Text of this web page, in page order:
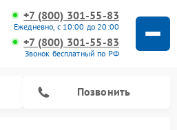
+7 (800) 301-55-83
Ежедневно, с 10:00 до 20:00
+7 (800) 301-55-83
Звонок бесплатный по РФ
Позвонить